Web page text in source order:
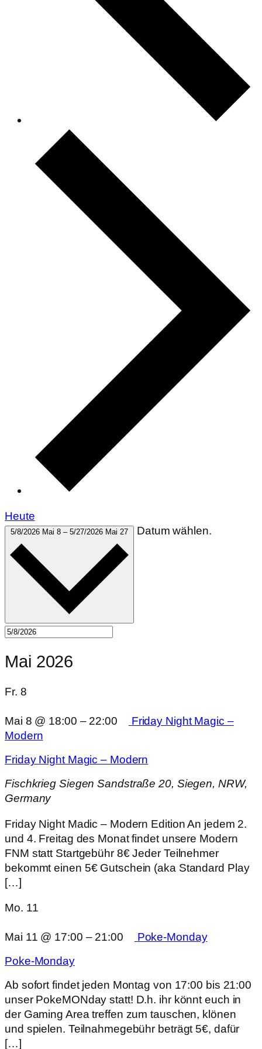
Heute
5/8/2026 Mai 8 – 5/27/2026 Mai 27 Datum wählen.
Mai 2026
Fr. 8
Mai 8 @ 18:00 – 22:00
Friday Night Magic –
Modern
Friday Night Magic – Modern
Fischkrieg SiegenSandstraße 20, Siegen, NRW,
Germany
Friday Night Madic – Modern Edition An jedem 2.
und 4. Freitag des Monat findet unsere Modern
FNM statt Startgebühr 8€ Jeder Teilnehmer
bekommt einen 5€ Gutschein (aka Standard Play
[…]
Mo. 11
Mai 11 @ 17:00 – 21:00
Poke-Monday
Poke-Monday
Ab sofort findet jeden Montag von 17:00 bis 21:00
unser PokeMONday statt! D.h. ihr könnt euch in
der Gaming Area treffen zum tauschen, klönen
und spielen. Teilnahmegebühr beträgt 5€, dafür
[…]